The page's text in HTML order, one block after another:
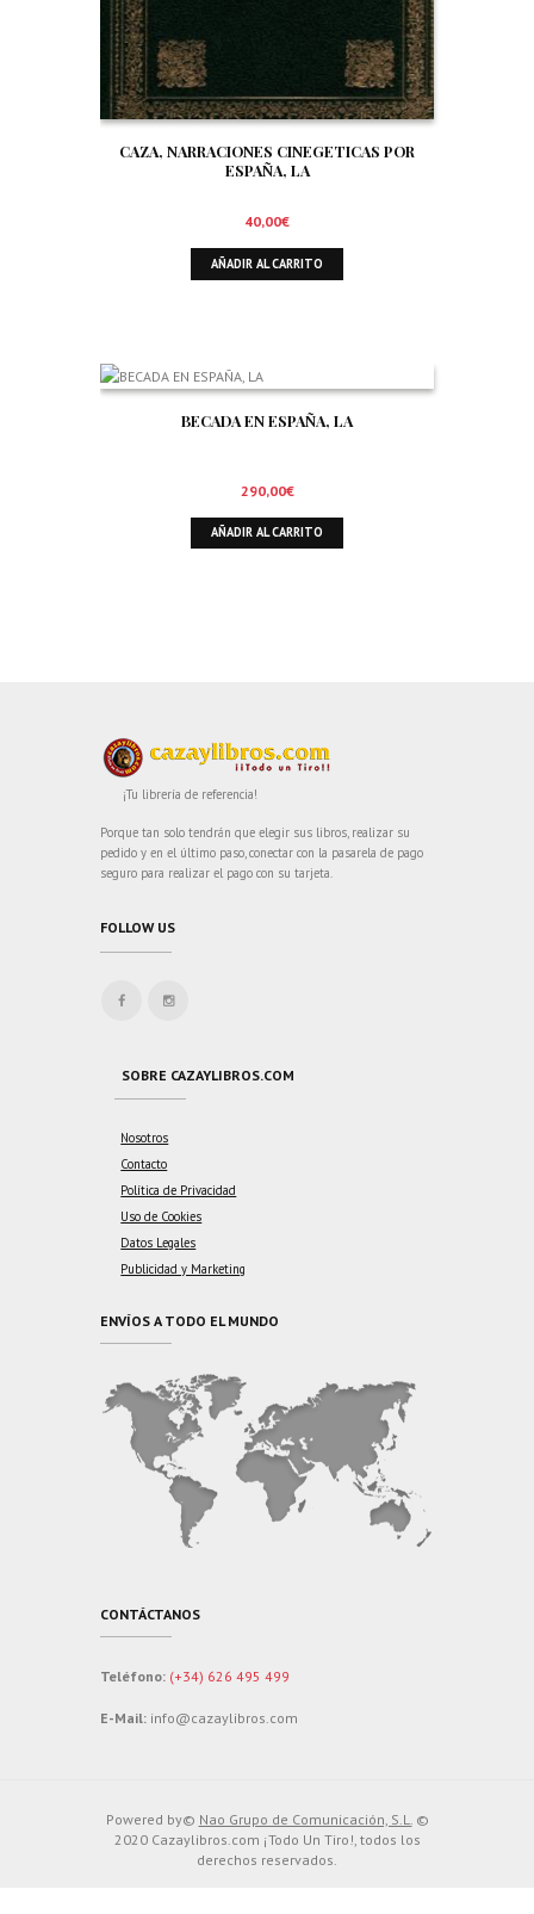
CAZA, NARRACIONES CINEGETICAS POR
ESPAÑA, LA
40,00€
AÑADIR AL CARRITO
BECADA EN ESPAÑA, LA
290,00€
AÑADIR AL CARRITO
¡Tu librería de referencia!
Porque tan solo tendrán que elegir sus libros, realizar su
pedido y en el último paso, conectar con la pasarela de pago
seguro para realizar el pago con su tarjeta.
FOLLOW US
SOBRE CAZAYLIBROS.COM
Nosotros
Contacto
Política de Privacidad
Uso de Cookies
Datos Legales
Publicidad y Marketing
ENVÍOS A TODO EL MUNDO
CONTÁCTANOS
Teléfono: (+34) 626 495 499
E-Mail: info@cazaylibros.com
Powered by© Nao Grupo de Comunicación, S.L.©
2020 Cazaylibros.com ¡Todo Un Tiro!, todos los
derechos reservados.